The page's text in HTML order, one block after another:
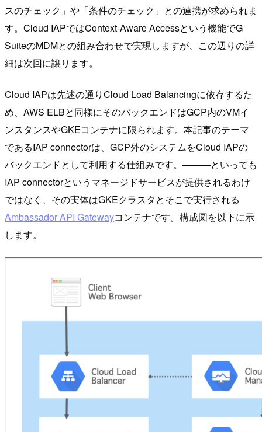
スのチェック」や「条件のチェック」との連携が求められま
す。Cloud IAPではContext-Aware Accessという機能でG
SuiteのMDMとの組み合わせで実現しますが、この辺りの詳
細は次回に譲ります。
Cloud IAPは先述の通りCloud Load Balancingに依存するた
め、AWS ELBと同様にそのバックエンドはGCP内のVMイ
ンスタンスやGKEコンテナに限られます。本記事のテーマ
であるIAP connectorは、GCP外のシステムをCloud IAPの
バックエンドとして利用する仕組みです。———といっても
IAP connectorというマネージドサービスが提供されるわけ
ではなく、その実体はGKEクラスタとそこで実行される
Ambassador API Gatewayコンテナです。構成図を以下に示
します。